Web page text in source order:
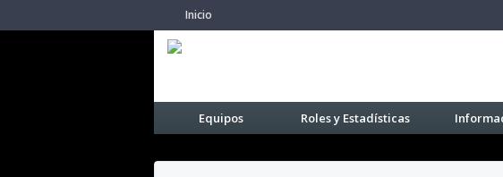
Inicio
Equipos Roles y Estadísticas